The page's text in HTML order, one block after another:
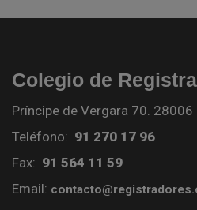
Colegio de
Príncipe de Vergara 70. 28006
Teléfono: 91 270 17 96
Fax: 91 564 11 59
Email: